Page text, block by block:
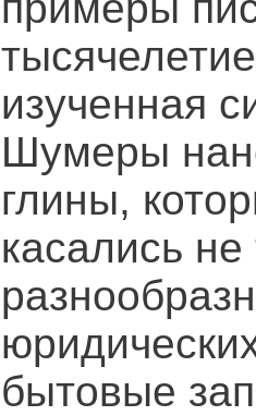
изученная
Шумеры
глины,
касались
бытовые